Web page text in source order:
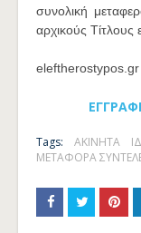
συνολική
αρχικούς Τίτλους
Tags: ΑΚΙΝΗΤΑ
ΜΕΤΑΦΟΡΑ